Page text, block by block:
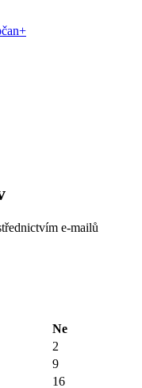
e-mailů
Ne
2
9
16